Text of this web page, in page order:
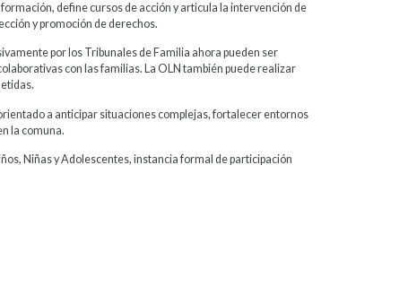
define cursos de acción y articula la intervención de
y promoción de derechos.
por los Tribunales de Familia ahora pueden ser
con las familias. La OLN también puede realizar
a anticipar situaciones complejas, fortalecer entornos
la comuna.
Niñas y Adolescentes, instancia formal de participación